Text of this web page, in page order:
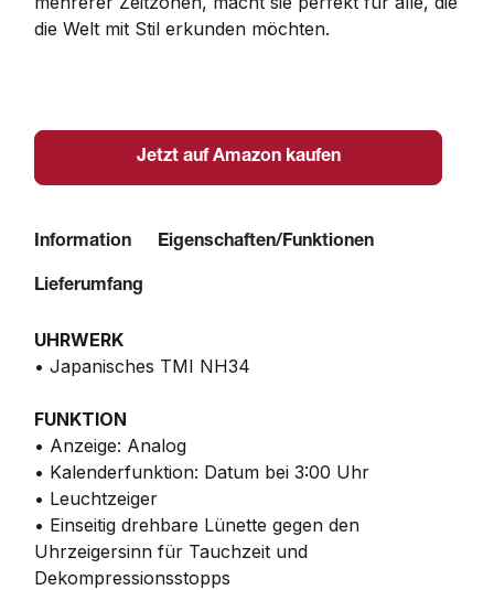
die Welt mit Stil erkunden möchten.
Jetzt auf Amazon kaufen
Information Eigenschaften/Funktionen
Lieferumfang
UHRWERK
• Japanisches TMI NH34
FUNKTION
• Anzeige: Analog
• Kalenderfunktion: Datum bei 3:00 Uhr
• Leuchtzeiger
• Einseitig drehbare Lünette gegen den
Uhrzeigersinn für Tauchzeit und
Dekompressionsstopps